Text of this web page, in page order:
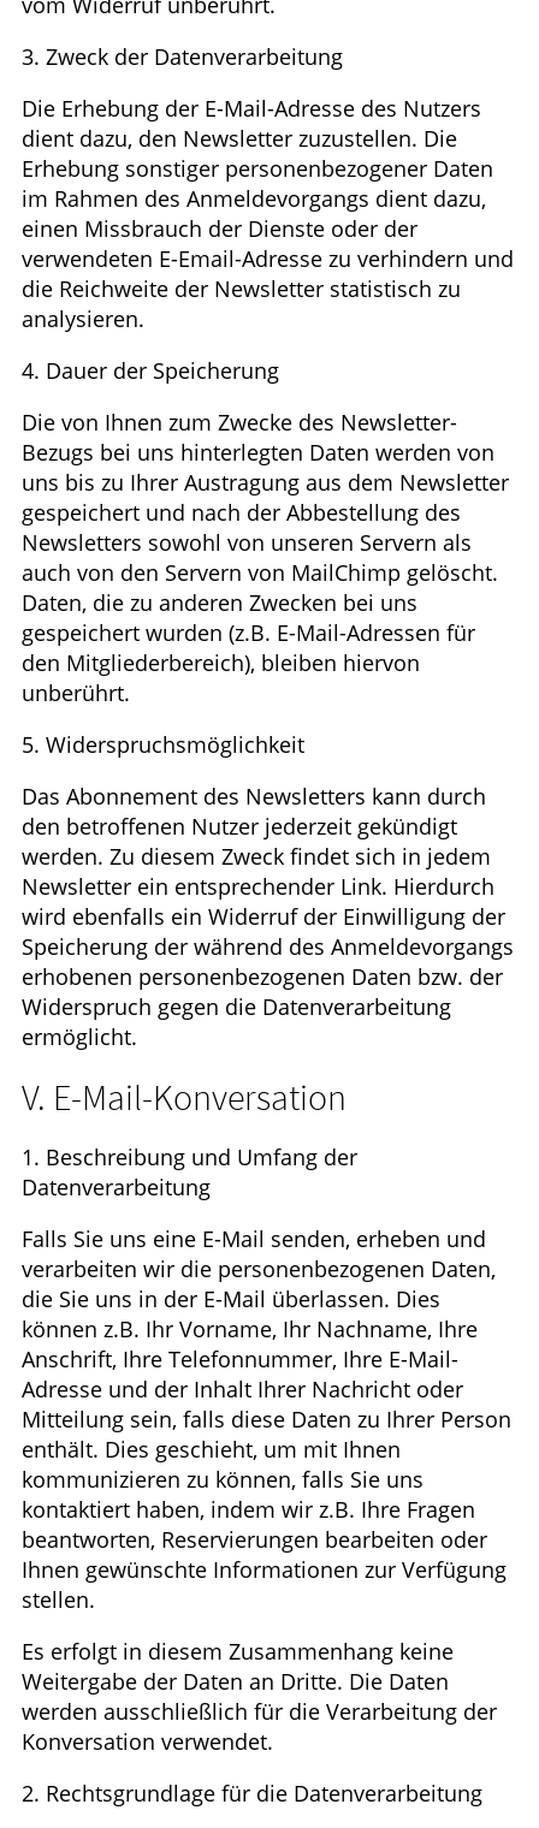
3. Zweck der Datenverarbeitung
Die Erhebung der E-Mail-Adresse des Nutzers
dient dazu, den Newsletter zuzustellen. Die
Erhebung sonstiger personenbezogener Daten
im Rahmen des Anmeldevorgangs dient dazu,
einen Missbrauch der Dienste oder der
verwendeten E-Email-Adresse zu verhindern und
die Reichweite der Newsletter statistisch zu
analysieren.
4. Dauer der Speicherung
Die von Ihnen zum Zwecke des Newsletter-
Bezugs bei uns hinterlegten Daten werden von
uns bis zu Ihrer Austragung aus dem Newsletter
gespeichert und nach der Abbestellung des
Newsletters sowohl von unseren Servern als
auch von den Servern von MailChimp gelöscht.
Daten, die zu anderen Zwecken bei uns
gespeichert wurden (z.B. E-Mail-Adressen für
den Mitgliederbereich), bleiben hiervon
unberührt.
5. Widerspruchsmöglichkeit
Das Abonnement des Newsletters kann durch
den betroffenen Nutzer jederzeit gekündigt
werden. Zu diesem Zweck findet sich in jedem
Newsletter ein entsprechender Link. Hierdurch
wird ebenfalls ein Widerruf der Einwilligung der
Speicherung der während des Anmeldevorgangs
erhobenen personenbezogenen Daten bzw. der
Widerspruch gegen die Datenverarbeitung
ermöglicht.
V. E-Mail-Konversation
1. Beschreibung und Umfang der
Datenverarbeitung
Falls Sie uns eine E-Mail senden, erheben und
verarbeiten wir die personenbezogenen Daten,
die Sie uns in der E-Mail überlassen. Dies
können z.B. Ihr Vorname, Ihr Nachname, Ihre
Anschrift, Ihre Telefonnummer, Ihre E-Mail-
Adresse und der Inhalt Ihrer Nachricht oder
Mitteilung sein, falls diese Daten zu Ihrer Person
enthält. Dies geschieht, um mit Ihnen
kommunizieren zu können, falls Sie uns
kontaktiert haben, indem wir z.B. Ihre Fragen
beantworten, Reservierungen bearbeiten oder
Ihnen gewünschte Informationen zur Verfügung
stellen.
Es erfolgt in diesem Zusammenhang keine
Weitergabe der Daten an Dritte. Die Daten
werden ausschließlich für die Verarbeitung der
Konversation verwendet.
2. Rechtsgrundlage für die Datenverarbeitung